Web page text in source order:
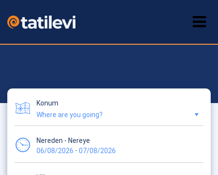
Konum
Nereden - Nereye
06/08/2026 - 07/08/2026